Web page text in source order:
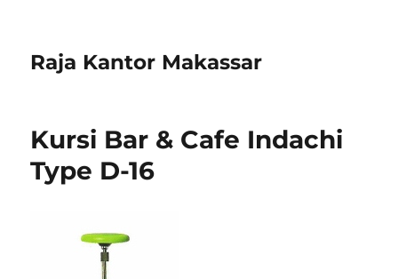
Raja Kantor Makassar
Kursi Bar & Cafe Indachi
Type D-16